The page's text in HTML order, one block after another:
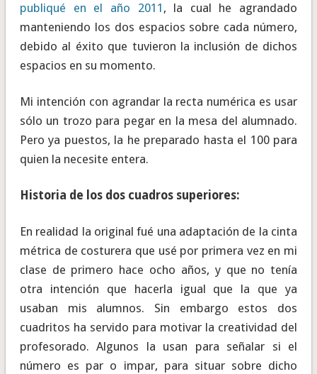
publiqué en el año 2011 , la cual he agrandado
manteniendo los dos espacios sobre cada número,
debido al éxito que tuvieron la inclusión de dichos
espacios en su momento.
Mi intención con agrandar la recta numérica es usar
sólo un trozo para pegar en la mesa del alumnado.
Pero ya puestos, la he preparado hasta el 100 para
quien la necesite entera.
Historia de los dos cuadros superiores:
En realidad la original fué una adaptación de la cinta
métrica de costurera que usé por primera vez en mi
clase de primero hace ocho años, y que no tenía
otra intención que hacerla igual que la que ya
usaban mis alumnos. Sin embargo estos dos
cuadritos ha servido para motivar la creatividad del
profesorado. Algunos la usan para señalar si el
número es par o impar, para situar sobre dicho